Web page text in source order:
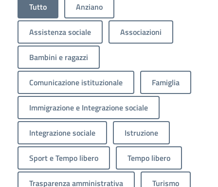
Tutto Anziano
Assistenza sociale Associazioni
Bambini e ragazzi
Comunicazione istituzionale Famiglia
Immigrazione e Integrazione sociale
Integrazione sociale Istruzione
Sport e Tempo libero Tempo libero
Trasparenza amministrativa Turismo